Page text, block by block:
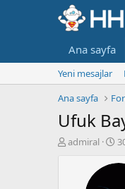
Ana sayfa
Yeni mesajlar
Ana sayfa
Ufuk
K
admiral
B
ş